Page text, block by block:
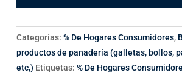
Categorías: % De Hogares Consumidores,
productos de panadería (galletas, bollos,
etc,) Etiquetas: % De Hogares